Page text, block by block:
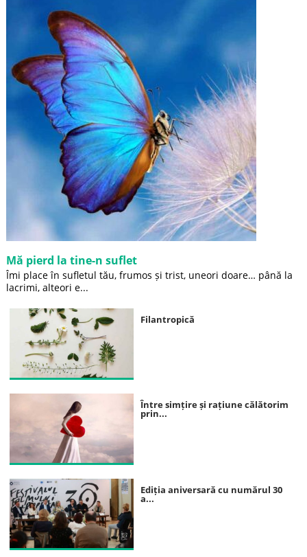
Mă pierd la tine-n suflet
Îmi place în sufletul tău, frumos și trist, uneori doare… până la
lacrimi, alteori e...
Filantropică
Între simțire și rațiune călătorim
prin...
Ediția aniversară cu numărul 30
a...